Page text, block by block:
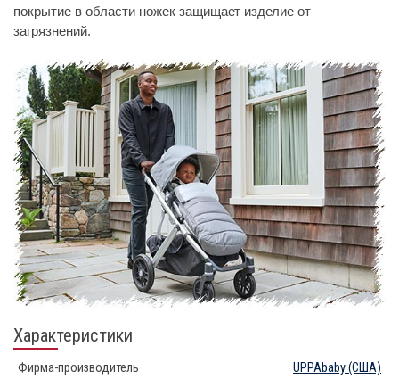
покрытие в области ножек защищает изделие от
загрязнений.
Характеристики
Фирма-производитель UPPAbaby(США)